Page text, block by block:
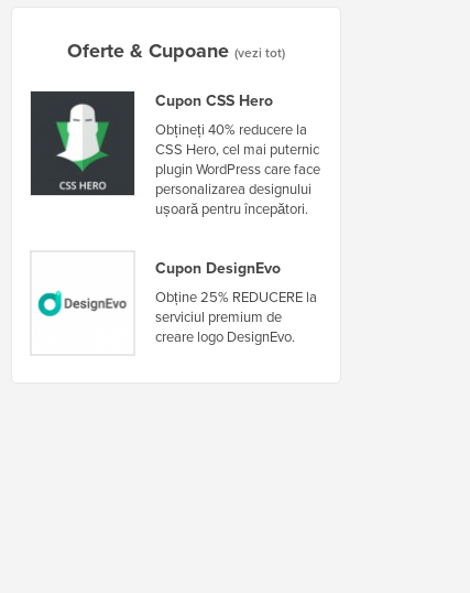
Oferte & Cupoane (vezi tot)
Cupon CSS Hero
Obțineți 40% reducere la
CSS Hero, cel mai puternic
plugin WordPress care face
personalizarea designului
ușoară pentru începători.
Cupon DesignEvo
Obține 25% REDUCERE la
serviciul premium de
creare logo DesignEvo.